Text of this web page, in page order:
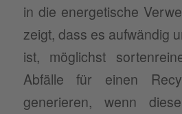
in die energetische
zeigt, dass es aufwändig
ist, möglichst
Abfälle für einen
generieren, wenn